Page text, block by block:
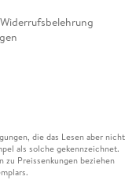
Widerrufsbelehrung
die das Lesen aber nicht
als solche gekennzeichnet.
zu Preissenkungen beziehen